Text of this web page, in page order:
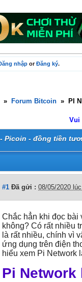
nhập orĐăng ký.
» Forum Bitcoin » PI
Vui
Picoin - đồng tiền
#1 Đã gửi : 08/05/2020
Chắc hẳn khi đọc bài
không? Có rất nhiều
là rất nhiều, chính vì
ứng dụng trên điện
hiểu xem Pi Network
Pi Network